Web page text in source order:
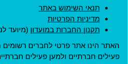
תנאי השימוש באתר
מדיניות הפרטיות
תקנון החברות במועדון (מיועד
האתר הינו אתר פרטי לחברים
פעילים חברתיים ולמען פעילים
האתר נבנה בהתנדבות על ידי
אנשים ליברליים כמוכם בהובלת: